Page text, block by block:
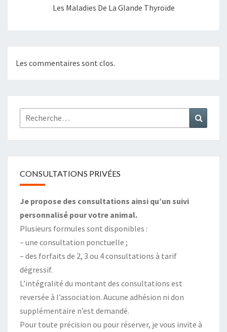
Les Maladies De La Glande Thyroïde
Les commentaires sont clos.
Rechercher :
CONSULTATIONS PRIVÉES
Je propose des consultations ainsi qu’un suivi
personnalisé pour votre animal.
Plusieurs formules sont disponibles :
– une consultation ponctuelle ;
– des forfaits de 2, 3 ou 4 consultations à tarif
dégressif.
L’intégralité du montant des consultations est
reversée à l’association. Aucune adhésion ni don
supplémentaire n’est demandé.
Pour toute précision ou pour réserver, je vous invite à